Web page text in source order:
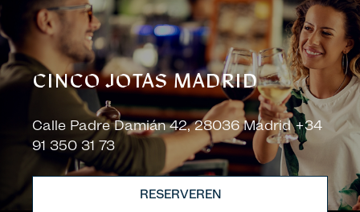
CINCO JOTAS MADRID
Calle Padre Damián 42, 28036 Madrid +34
91 350 31 73
RESERVEREN